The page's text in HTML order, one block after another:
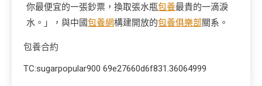
你最便宜的一張鈔票，換取張水瓶包養最貴的一滴淚
水。」，與中國包養網構建開放的包養俱樂部關系。
包養合約
TC:sugarpopular900 69e27660d6f831.36064999